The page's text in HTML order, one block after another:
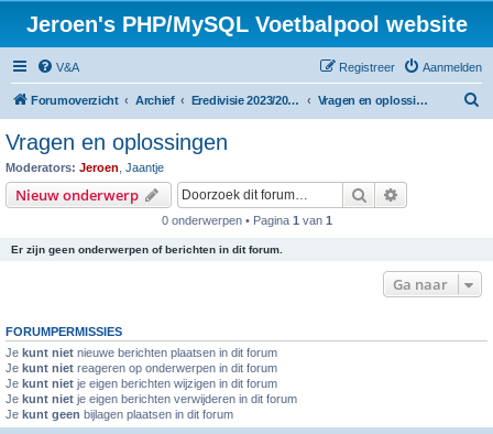
Jeroen's PHP/MySQL Voetbalpool website
V&A Aanmelden
Registreer
Forumoverzicht Archief Eredivisie 2023/2024 voetbalpool Vragen en oplossingen
Vragen en oplossingen
Moderators: Jeroen Jaantje
Nieuw onderwerp Zoek
0 onderwerpen • Pagina 1 van 1
Er zijn geen onderwerpen of berichten in dit forum.
Ga naar
FORUMPERMISSIES
Je kunt niet nieuwe berichten plaatsen in dit forum
Je kunt niet reageren op onderwerpen in dit forum
Je kunt niet je eigen berichten wijzigen in dit forum
Je kunt niet je eigen berichten verwijderen in dit forum
Je kunt geen bijlagen plaatsen in dit forum